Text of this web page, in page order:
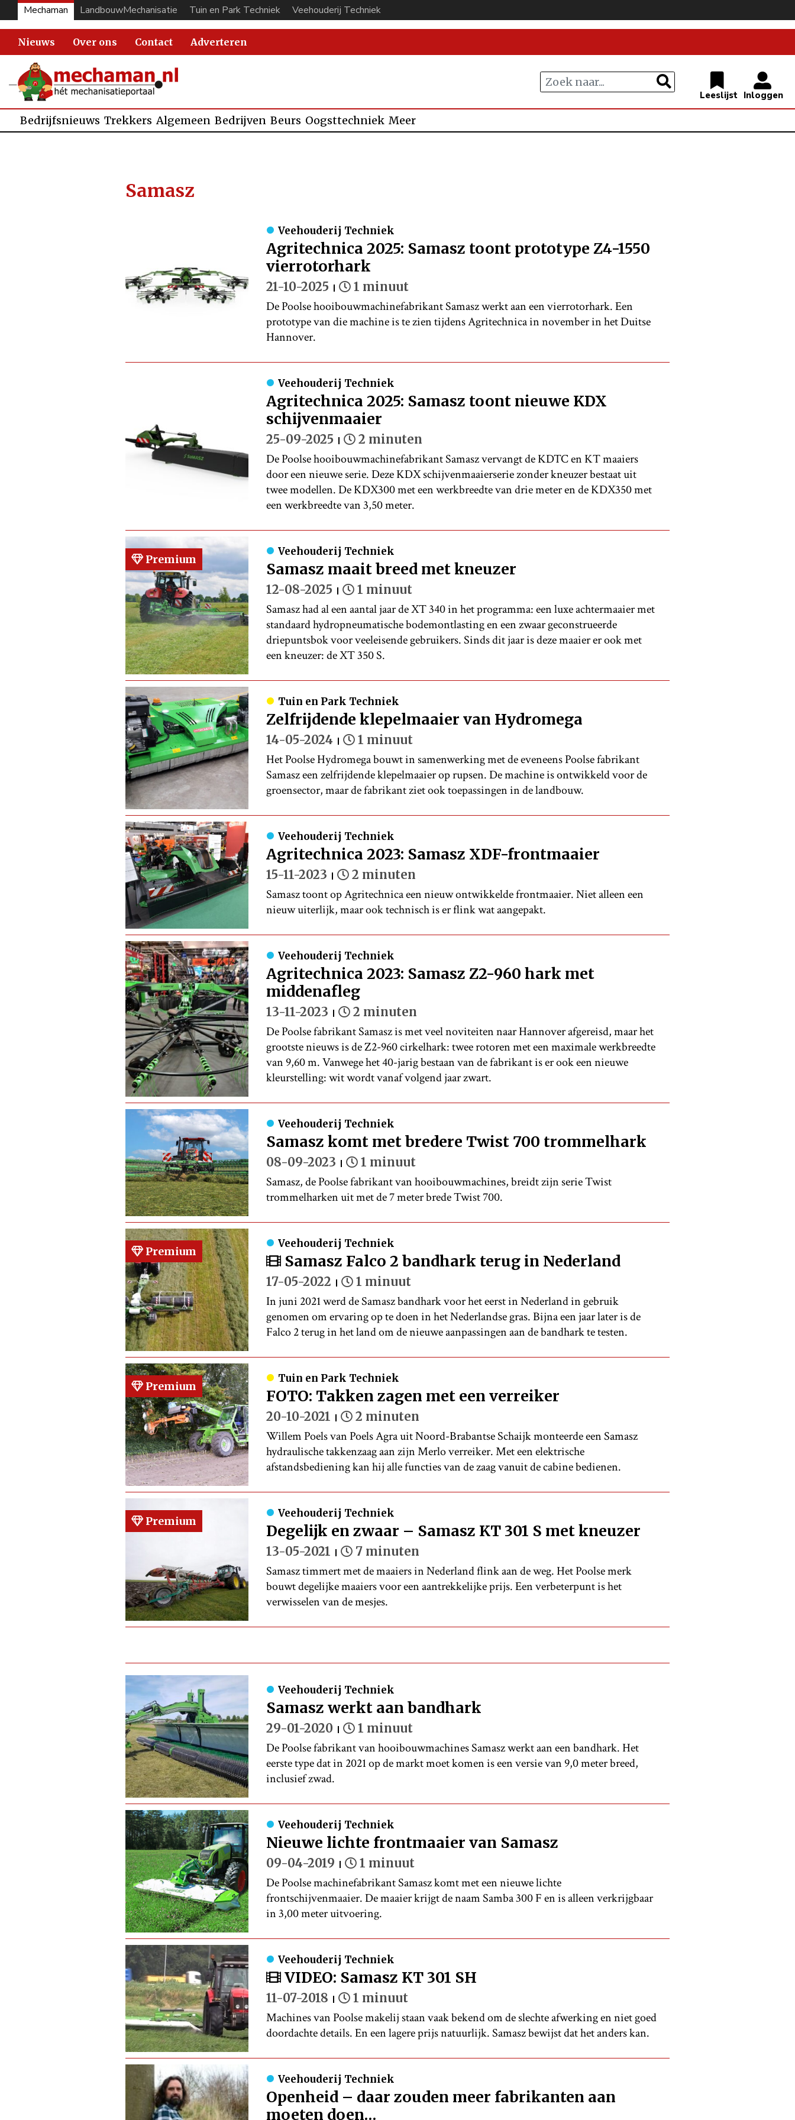
Mechaman LandbouwMechanisatie Tuin en Park Techniek Veehouderij Techniek
Nieuws Over ons Contact Adverteren
Bedrijfsnieuws Trekkers Algemeen Bedrijven Beurs Oogsttechniek Meer
Samasz
Veehouderij Techniek
Agritechnica 2025: Samasz toont prototype Z4-1550
vierrotorhark
21-10-2025 1 minuut
De Poolse hooibouwmachinefabrikant Samasz werkt aan een vierrotorhark. Een
prototype van die machine is te zien tijdens Agritechnica in november in het Duitse
Hannover.
Veehouderij Techniek
Agritechnica 2025: Samasz toont nieuwe KDX
schijvenmaaier
25-09-2025 2 minuten
De Poolse hooibouwmachinefabrikant Samasz vervangt de KDTC en KT maaiers
door een nieuwe serie. Deze KDX schijvenmaaierserie zonder kneuzer bestaat uit
twee modellen. De KDX300 met een werkbreedte van drie meter en de KDX350 met
een werkbreedte van 3,50 meter.
Premium
Veehouderij Techniek
Samasz maait breed met kneuzer
12-08-2025 1 minuut
Samasz had al een aantal jaar de XT 340 in het programma: een luxe achtermaaier met
standaard hydropneumatische bodemontlasting en een zwaar geconstrueerde
driepuntsbok voor veeleisende gebruikers. Sinds dit jaar is deze maaier er ook met
een kneuzer: de XT 350 S.
Tuin en Park Techniek
Zelfrijdende klepelmaaier van Hydromega
14-05-2024 1 minuut
Het Poolse Hydromega bouwt in samenwerking met de eveneens Poolse fabrikant
Samasz een zelfrijdende klepelmaaier op rupsen. De machine is ontwikkeld voor de
groensector, maar de fabrikant ziet ook toepassingen in de landbouw.
Veehouderij Techniek
Agritechnica 2023: Samasz XDF-frontmaaier
15-11-2023 2 minuten
Samasz toont op Agritechnica een nieuw ontwikkelde frontmaaier. Niet alleen een
nieuw uiterlijk, maar ook technisch is er flink wat aangepakt.
Veehouderij Techniek
Agritechnica 2023: Samasz Z2-960 hark met
middenafleg
13-11-2023 2 minuten
De Poolse fabrikant Samasz is met veel noviteiten naar Hannover afgereisd, maar het
grootste nieuws is de Z2-960 cirkelhark: twee rotoren met een maximale werkbreedte
van 9,60 m. Vanwege het 40-jarig bestaan van de fabrikant is er ook een nieuwe
kleurstelling: wit wordt vanaf volgend jaar zwart.
Veehouderij Techniek
Samasz komt met bredere Twist 700 trommelhark
08-09-2023 1 minuut
Samasz, de Poolse fabrikant van hooibouwmachines, breidt zijn serie Twist
trommelharken uit met de 7 meter brede Twist 700.
Premium
Veehouderij Techniek
Samasz Falco 2 bandhark terug in Nederland
17-05-2022 1 minuut
In juni 2021 werd de Samasz bandhark voor het eerst in Nederland in gebruik
genomen om ervaring op te doen in het Nederlandse gras. Bijna een jaar later is de
Falco 2 terug in het land om de nieuwe aanpassingen aan de bandhark te testen.
Premium
Tuin en Park Techniek
FOTO: Takken zagen met een verreiker
20-10-2021 2 minuten
Willem Poels van Poels Agra uit Noord-Brabantse Schaijk monteerde een Samasz
hydraulische takkenzaag aan zijn Merlo verreiker. Met een elektrische
afstandsbediening kan hij alle functies van de zaag vanuit de cabine bedienen.
Premium
Veehouderij Techniek
Degelijk en zwaar – Samasz KT 301 S met kneuzer
13-05-2021 7 minuten
Samasz timmert met de maaiers in Nederland flink aan de weg. Het Poolse merk
bouwt degelijke maaiers voor een aantrekkelijke prijs. Een verbeterpunt is het
verwisselen van de mesjes.
Veehouderij Techniek
Samasz werkt aan bandhark
29-01-2020 1 minuut
De Poolse fabrikant van hooibouwmachines Samasz werkt aan een bandhark. Het
eerste type dat in 2021 op de markt moet komen is een versie van 9,0 meter breed,
inclusief zwad.
Veehouderij Techniek
Nieuwe lichte frontmaaier van Samasz
09-04-2019 1 minuut
De Poolse machinefabrikant Samasz komt met een nieuwe lichte
frontschijvenmaaier. De maaier krijgt de naam Samba 300 F en is alleen verkrijgbaar
in 3,00 meter uitvoering.
Veehouderij Techniek
VIDEO: Samasz KT 301 SH
11-07-2018 1 minuut
Machines van Poolse makelij staan vaak bekend om de slechte afwerking en niet goed
doordachte details. En een lagere prijs natuurlijk. Samasz bewijst dat het anders kan.
Veehouderij Techniek
Openheid – daar zouden meer fabrikanten aan
moeten doen…